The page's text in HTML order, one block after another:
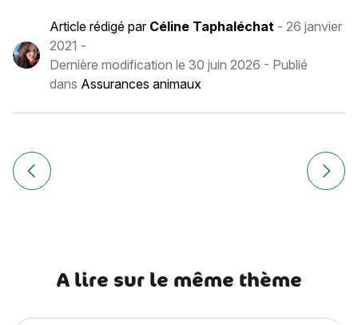
Article rédigé par Céline Taphaléchat -26 janvier
2021 -
Dernière modification le30 juin 2026 - Publié
dans Assurances animaux
Navigation
de
Article précédent Quel nom de chien choisir pour 2021 ?
Article
A lire sur le même thème